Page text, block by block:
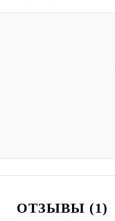
ОТЗЫВЫ (1)